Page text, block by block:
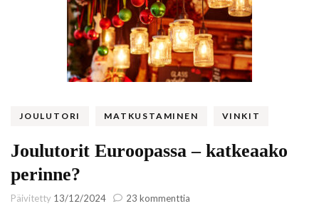
JOULUTORI MATKUSTAMINEN VINKIT
Joulutorit Euroopassa – katkeaako
perinne?
Päivitetty 13/12/2024 23 kommenttia